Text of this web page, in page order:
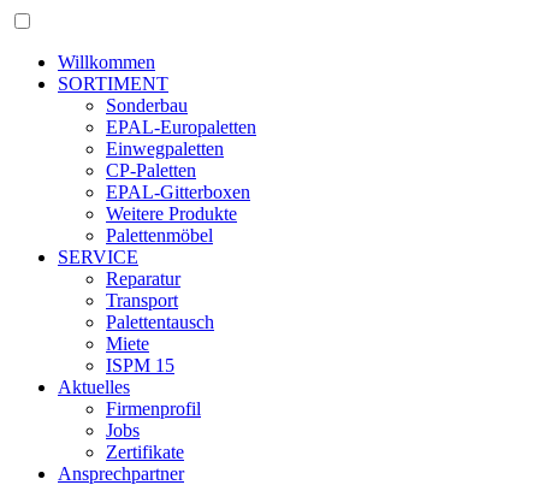
Willkommen
SORTIMENT
Sonderbau
EPAL-Europaletten
Einwegpaletten
CP-Paletten
EPAL-Gitterboxen
Weitere Produkte
Palettenmöbel
SERVICE
Reparatur
Transport
Palettentausch
Miete
ISPM 15
Aktuelles
Firmenprofil
Jobs
Zertifikate
Ansprechpartner